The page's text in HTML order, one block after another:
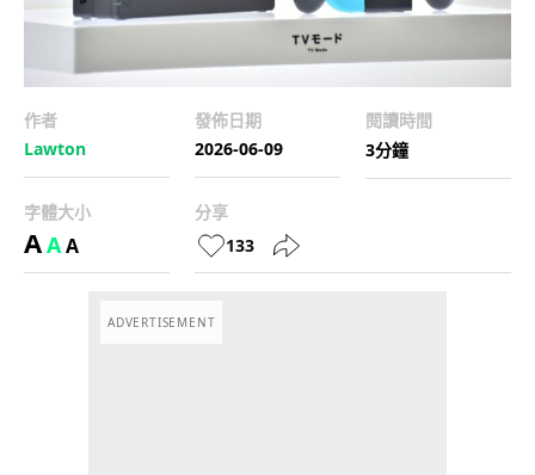
作者
Lawton
發佈日期
2026-06-09
閱讀時間
3分鐘
字體大小
AAA
分享
133
ADVERTISEMENT